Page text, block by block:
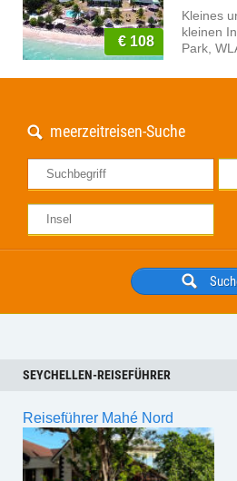
€ 108
Kleines
kleinen
Park,
meerzeitreisen-Suche
SEYCHELLEN-REISEFÜHRER
Reiseführer Mahé Nord